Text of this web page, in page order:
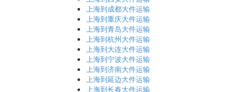
上海到成都大件运输
上海到重庆大件运输
上海到青岛大件运输
上海到杭州大件运输
上海到大连大件运输
上海到宁波大件运输
上海到济南大件运输
上海到延边大件运输
上海到长春大件运输